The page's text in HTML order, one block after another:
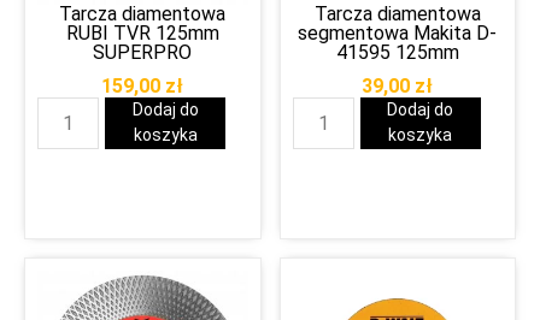
Tarcza diamentowa
RUBI TVR 125mm
SUPERPRO
159,00 zł
Dodaj do
koszyka
Tarcza diamentowa
segmentowa Makita D-
41595 125mm
39,00 zł
Dodaj do
koszyka